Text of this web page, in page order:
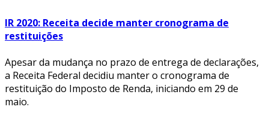
IR 2020: Receita decide manter cronograma de
restituições
Apesar da mudança no prazo de entrega de declarações,
a Receita Federal decidiu manter o cronograma de
restituição do Imposto de Renda, iniciando em 29 de
maio.